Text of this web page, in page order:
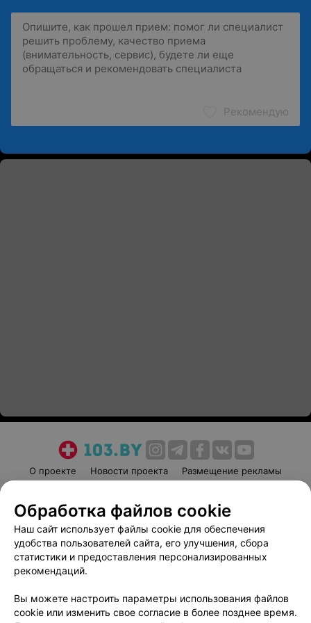
Рекомендую
О проекте Новости проекта
Размещение рекламы
Пользовательское соглашение
Способы оплаты
Вакансии
Партнеры
Написать руководителю 103.by
Обработка персональных данных
Обработка файлов cookie
Наш сайт использует файлы cookie для обеспечения
удобства пользователей сайта, его улучшения, сбора
статистики и предоставления персонализированных
рекомендаций.
Вы можете настроить параметры использования файлов
cookie или изменить свое согласие в более позднее время.